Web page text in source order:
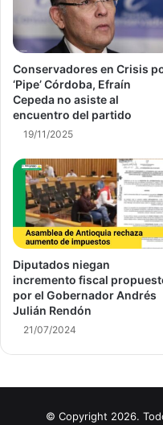
Conservadores en Crisis
‘Pipe’ Córdoba, Efraín
Cepeda no asiste al
encuentro del partido
19/11/2025
Diputados niegan
incremento fiscal
por el Gobernador Andrés
Julián Rendón
21/07/2024
© Copyright 2026.